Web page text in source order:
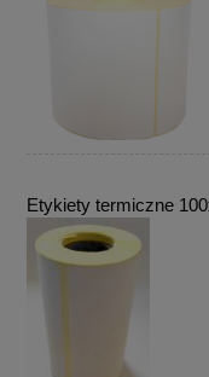
Etykiety termiczne